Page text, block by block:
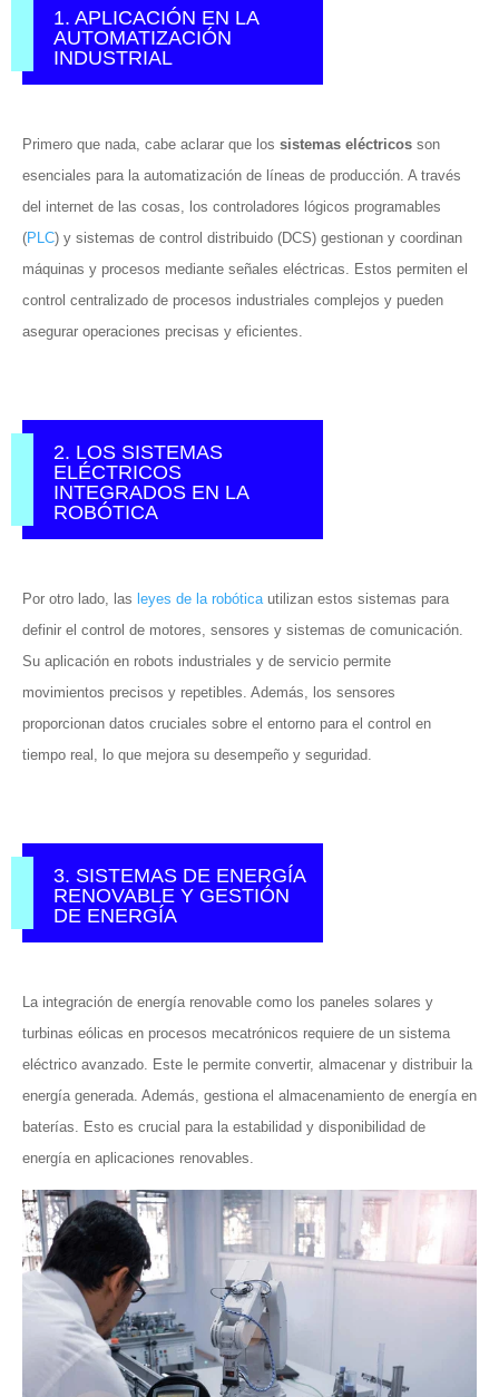
1. APLICACIÓN EN LA
AUTOMATIZACIÓN
INDUSTRIAL
Primero que nada, cabe aclarar que los sistemas eléctricos son
esenciales para la automatización de líneas de producción. A través
del internet de las cosas, los controladores lógicos programables
(PLC) y sistemas de control distribuido (DCS) gestionan y coordinan
máquinas y procesos mediante señales eléctricas. Estos permiten el
control centralizado de procesos industriales complejos y pueden
asegurar operaciones precisas y eficientes.
2. LOS SISTEMAS
ELÉCTRICOS
INTEGRADOS EN LA
ROBÓTICA
Por otro lado, las leyes de la robóticautilizan estos sistemas para
definir el control de motores, sensores y sistemas de comunicación.
Su aplicación en robots industriales y de servicio permite
movimientos precisos y repetibles. Además, los sensores
proporcionan datos cruciales sobre el entorno para el control en
tiempo real, lo que mejora su desempeño y seguridad.
3. SISTEMAS DE ENERGÍA
RENOVABLE Y GESTIÓN
DE ENERGÍA
La integración de energía renovable como los paneles solares y
turbinas eólicas en procesos mecatrónicos requiere de un sistema
eléctrico avanzado. Este le permite convertir, almacenar y distribuir la
energía generada. Además, gestiona el almacenamiento de energía en
baterías. Esto es crucial para la estabilidad y disponibilidad de
energía en aplicaciones renovables.